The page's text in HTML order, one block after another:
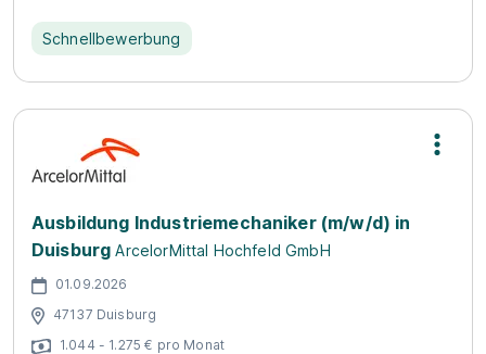
Schnellbewerbung
Ausbildung Industriemechaniker (m/w/d) in
Duisburg ArcelorMittal Hochfeld GmbH
01.09.2026
47137 Duisburg
1.044 - 1.275 € pro Monat